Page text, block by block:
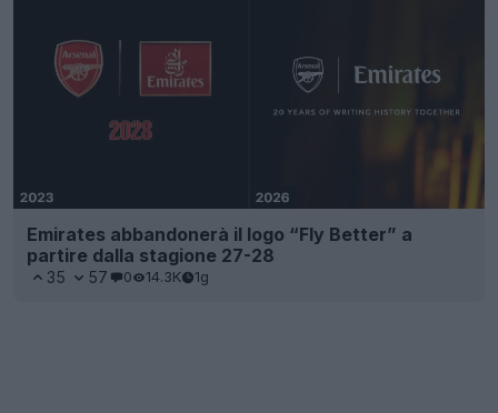
Emirates abbandonerà il logo “Fly Better” a
partire dalla stagione 27-28
35 57 0 14.3K 1g